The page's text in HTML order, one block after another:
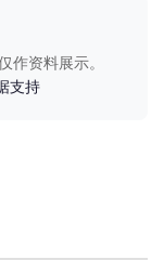
作资料展示。
支持